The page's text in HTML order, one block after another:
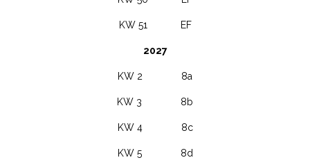
KW 51 EF
2027
KW 2 8a
KW 3 8b
KW 4 8c
KW 5 8d